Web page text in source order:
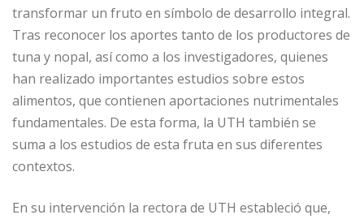
transformar un fruto en símbolo de desarrollo integral.
Tras reconocer los aportes tanto de los productores de
tuna y nopal, así como a los investigadores, quienes
han realizado importantes estudios sobre estos
alimentos, que contienen aportaciones nutrimentales
fundamentales. De esta forma, la UTH también se
suma a los estudios de esta fruta en sus diferentes
contextos.
En su intervención la rectora de UTH estableció que,